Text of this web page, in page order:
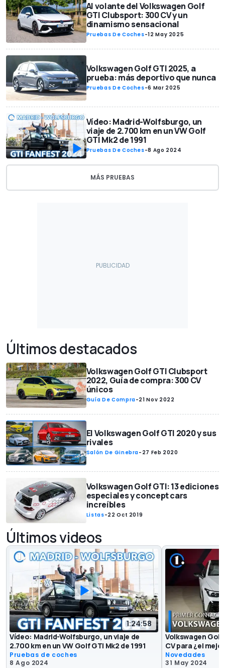
Al volante del Volkswagen Golf
GTI Clubsport: 300 CV y un
dinamismo sensacional
Pruebas De Coches-12 May 2025
Volkswagen Golf GTI 2025, a
prueba: más deportivo que nunca
Pruebas De Coches-6 Mar 2025
Vídeo: Madrid-Wolfsburgo, un
viaje de 2.700 km en un VW Golf
GTI Mk2 de 1991
Pruebas De Coches-8 Ago 2024
MÁS PRUEBAS
Últimos destacados
Volkswagen Golf GTI Clubsport
2022, Guía de compra: 300 CV
únicos
Guía De Compra-21 Nov 2022
El Volkswagen Golf GTI 2020 y sus
rivales
Salón De Ginebra- 27 Feb 2020
Volkswagen Golf GTI: 13 ediciones
especiales y concept cars
increíbles
Listas-22 Oct 2019
Últimos videos
1:24:58
Vídeo: Madrid-Wolfsburgo, un viaje de
2.700 km en un VW Golf GTI Mk2 de 1991
Pruebas de coches
8 Ago 2024
Volkswagen
CV para ¿el
Novedades
31 May 2024